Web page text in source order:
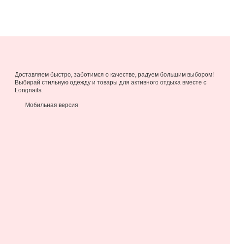
Доставляем быстро, заботимся о качестве, радуем большим выбором!
Выбирай стильную одежду и товары для активного отдыха вместе с
Longnails.
Мобильная версия